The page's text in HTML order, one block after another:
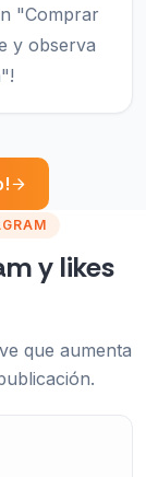
"Comprar
y observa
y likes
que aumenta